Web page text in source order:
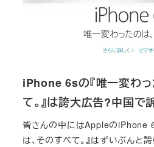
iPhone 6sの『唯一変わっ
て。』は誇大広告?中国で
皆さんの中にはAppleのiPhone
は、そのすべて。』はずいぶんと